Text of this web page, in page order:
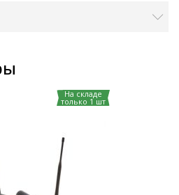
На складе
только 1 шт